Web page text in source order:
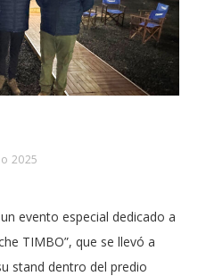
2025
evento especial dedicado a
TIMBO”, que se llevó a
stand dentro del predio